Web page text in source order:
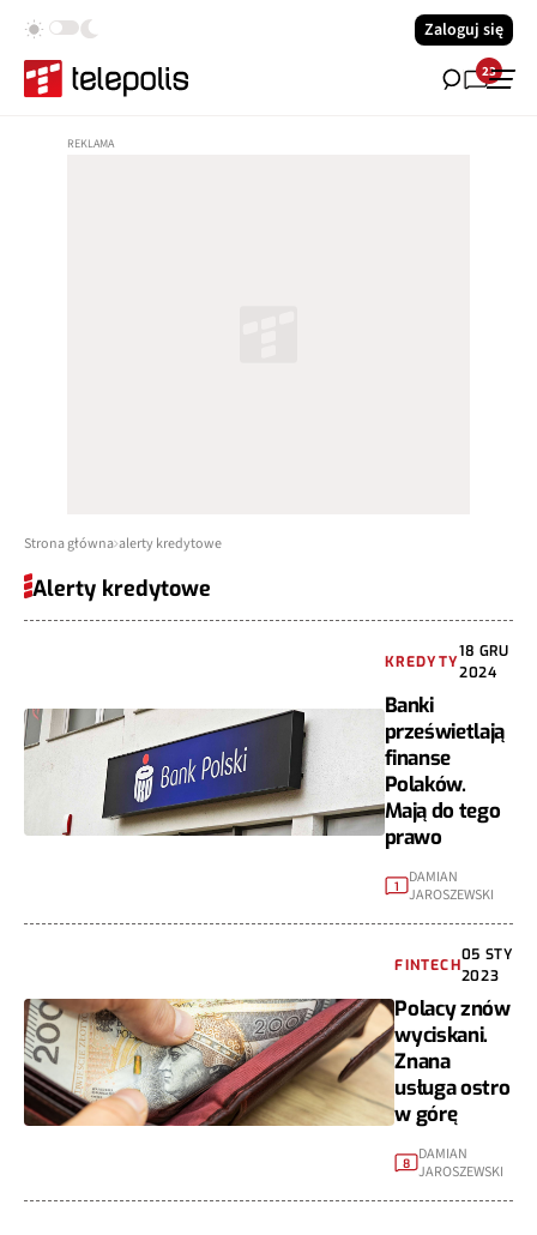
Zaloguj się
23
Strona główna alerty kredytowe
Alerty kredytowe
KREDYTY
18 GRU
2024
Banki
prześwietlają
finanse
Polaków.
Mają do tego
prawo
1
DAMIAN
JAROSZEWSKI
FINTECH
05 STY
2023
Polacy znów
wyciskani.
Znana
usługa ostro
w górę
8
DAMIAN
JAROSZEWSKI